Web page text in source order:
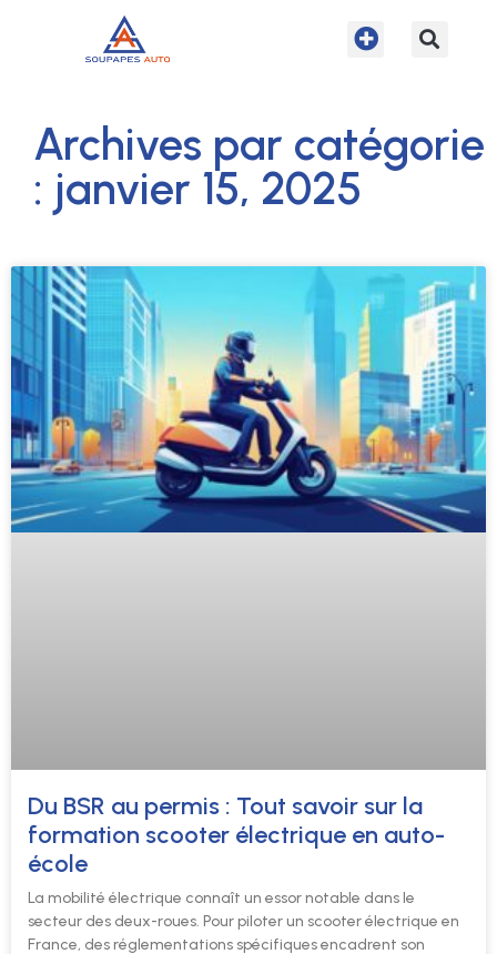
Archives par catégorie
: janvier 15, 2025
Du BSR au permis : Tout savoir sur la
formation scooter électrique en auto-
école
La mobilité électrique connaît un essor notable dans le
secteur des deux-roues. Pour piloter un scooter électrique en
France, des réglementations spécifiques encadrent son